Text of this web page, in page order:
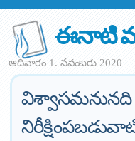
ఈనాటి
ఆదివారం 1. నవంబరు 2020
విశ్వాసమనునది